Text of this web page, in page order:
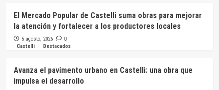
El Mercado Popular de Castelli suma obras para mejorar
la atención y fortalecer a los productores locales
5 agosto, 2026 0
Castelli Destacados
Avanza el pavimento urbano en Castelli: una obra que
impulsa el desarrollo